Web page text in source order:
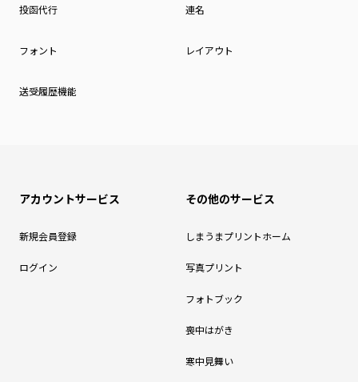
投函代行 連名
フォント レイアウト
送受履歴機能
アカウントサービス
新規会員登録
ログイン
その他のサービス
しまうまプリントホーム
写真プリント
フォトブック
喪中はがき
寒中見舞い